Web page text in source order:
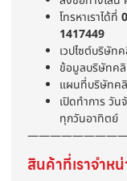
โทรหาเราได้ที่
1417449
เวปไซต์บริษัท
ข้อมูลบริษัทค
แผนที่บริษัทค
เปิดทำการ วั
ทุกวันอาทิตย์
สินค้าที่เราจำห